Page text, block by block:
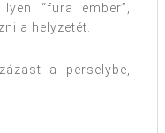
“fura ember”,
a helyzetét.
a perselybe,